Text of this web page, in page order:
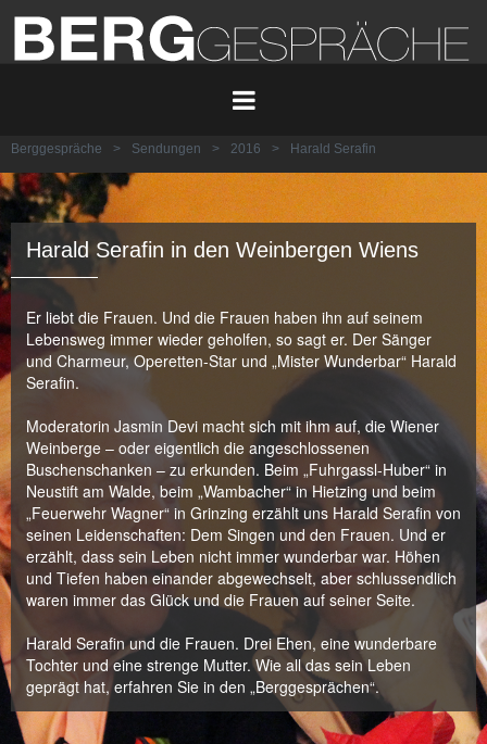
Berggespräche > Sendungen > 2016 > Harald Serafin
Harald Serafin in den Weinbergen Wiens
Er liebt die Frauen. Und die Frauen haben ihn auf seinem
Lebensweg immer wieder geholfen, so sagt er. Der Sänger
und Charmeur, Operetten-Star und „Mister Wunderbar“ Harald
Serafin.
Moderatorin Jasmin Devi macht sich mit ihm auf, die Wiener
Weinberge – oder eigentlich die angeschlossenen
Buschenschanken – zu erkunden. Beim „Fuhrgassl-Huber“ in
Neustift am Walde, beim „Wambacher“ in Hietzing und beim
„Feuerwehr Wagner“ in Grinzing erzählt uns Harald Serafin von
seinen Leidenschaften: Dem Singen und den Frauen. Und er
erzählt, dass sein Leben nicht immer wunderbar war. Höhen
und Tiefen haben einander abgewechselt, aber schlussendlich
waren immer das Glück und die Frauen auf seiner Seite.
Harald Serafin und die Frauen. Drei Ehen, eine wunderbare
Tochter und eine strenge Mutter. Wie all das sein Leben
geprägt hat, erfahren Sie in den „Berggesprächen“.